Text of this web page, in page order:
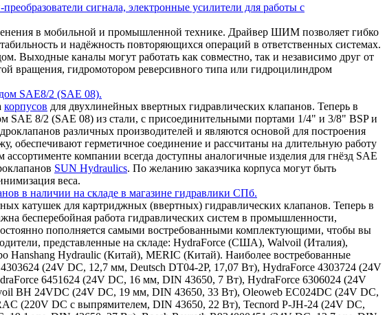
сигнала, электронные усилители для работы с
в мобильной и промышленной технике. Драйвер ШИМ позволяет гибко
и надёжность повторяющихся операций в ответственных системах.
Выходные каналы могут работать как совместно, так и независимо друг от
вращения, гидромотором реверсивного типа или гидроцилиндром
SAE8/2 (SAE 08).
корпусов для двухлинейных ввертных гидравлических клапанов. Теперь в
SAE 8/2 (SAE 08) из стали, с присоединительными портами 1/4" и 3/8" BSP и
различных производителей и являются основой для построения
обеспечивают герметичное соединение и рассчитаны на длительную работу
компании всегда доступны аналогичные изделия для гнёзд SAE
SUN Hydraulics. По желанию заказчика корпуса могут быть
веса.
в наличии на складе в магазине гидравлики СПб.
катушек для картриджных (ввертных) гидравлических клапанов. Теперь в
бесперебойная работа гидравлических систем в промышленности,
пополняется самыми востребованными комплектующими, чтобы вы
представленные на складе: HydraForce (США), Walvoil (Италия),
Hanshang Hydraulic (Китай), MERIC (Китай). Наиболее востребованные
(24V DC, 12,7 мм, Deutsch DT04-2P, 17,07 Вт), HydraForce 4303724 (24V
6451624 (24V DC, 16 мм, DIN 43650, 7 Вт), HydraForce 6306024 (24V
BH 24VDC (24V DC, 19 мм, DIN 43650, 33 Вт), Oleoweb EC024DC (24V DC,
(220V DC с выпрямителем, DIN 43650, 22 Вт), Tecnord P-JH-24 (24V DC,